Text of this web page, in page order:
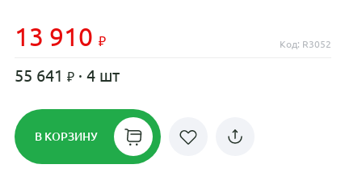
13 910 Код: R3052
55 641 · 4 шт
В КОРЗИНУ